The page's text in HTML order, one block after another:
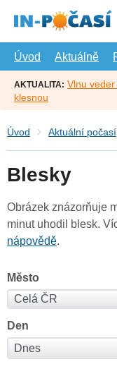
hlavní
Úvod
Aktuálně
AKTUALITA: Vlnu
klesnou
Úvod Aktuální počasí
Blesky
Obrázek znázorňuje
minut uhodil blesk.
nápovědě.
Město
Den